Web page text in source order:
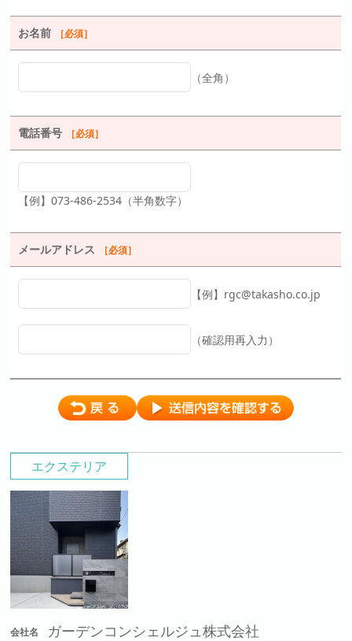
エクステリア
会社名 ガーデンコンシェルジュ株式会社
お名前 ［必須］
（全角）
電話番号 ［必須］
【例】073-486-2534（半角数字）
メールアドレス ［必須］
【例】rgc@takasho.co.jp
（確認用再入力）